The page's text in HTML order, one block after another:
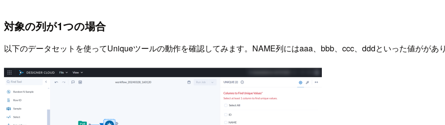
対象の列が1つの場合
以下のデータセットを使ってUniqueツールの動作を確認してみます。NAME列にはaaa、bbb、ccc、dddといった値ががあ